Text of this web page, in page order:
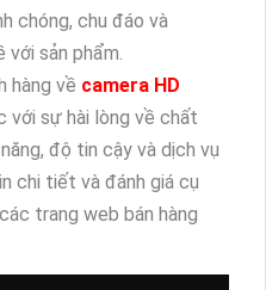
chóng, chu đáo và
với sản phẩm.
hàng về camera HD
sự hài lòng về chất
độ tin cậy và dịch vụ
chi tiết và đánh giá cụ
trang web bán hàng